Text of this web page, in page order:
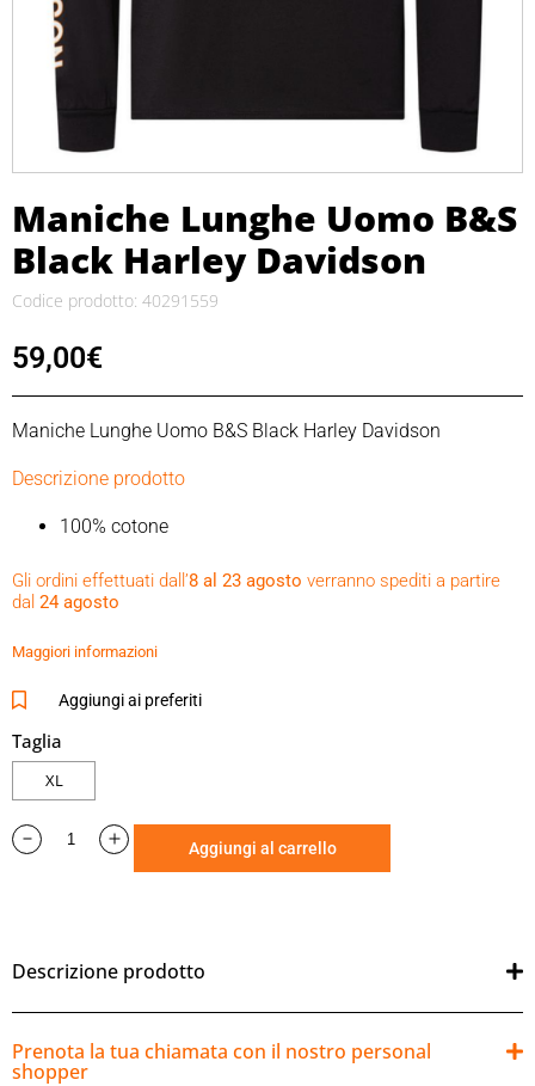
Maniche Lunghe Uomo B&S
Black Harley Davidson
Codice prodotto: 40291559
59,00€
Maniche Lunghe Uomo B&S Black Harley Davidson
Descrizione prodotto
100% cotone
Scollo rotondo
Colore: nero – logo bar&shield scritte sulle maniche
laterali
HARLEY DAVIDSON VARESE
Gli ordini effettuati dall’8 al 23 agosto verranno spediti a partire
dal 24 agosto
Maggiori informazioni
Aggiungi ai preferiti
Taglia
XL
Aggiungi al carrello
Descrizione prodotto
Prenota la tua chiamata con il nostro personal
shopper